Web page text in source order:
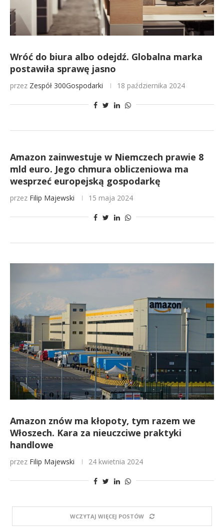
Wróć do biura albo odejdź. Globalna marka
postawiła sprawę jasno
przez Zespół 300Gospodarki 18 października 2024
Amazon zainwestuje w Niemczech prawie 8
mld euro. Jego chmura obliczeniowa ma
wesprzeć europejską gospodarkę
przez Filip Majewski 15 maja 2024
Amazon znów ma kłopoty, tym razem we
Włoszech. Kara za nieuczciwe praktyki
handlowe
przez Filip Majewski 24 kwietnia 2024
WCZYTAJ WIĘCEJ POSTÓW